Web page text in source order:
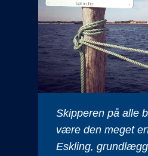
Skipperen på alle
være den meget
Eskling,